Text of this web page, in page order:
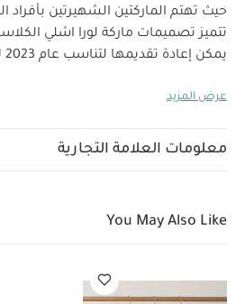
حيث تهتم الماركتين الشهيرتين
تتميز تصميمات ماركة لورا اشلي
وتفاصيل رقيقة، مما يجعلها إضافة
هذا الرومبر بالتفاصيل الأنيقة
أزرار خشبية في الأمام وكباسين بين
ياقة كبيرة بكشكش وتطريزات
إغلاق بكباسين في الخلف وبين
عرض المزيد
معلومات العلامة التجارية
You May Also Like